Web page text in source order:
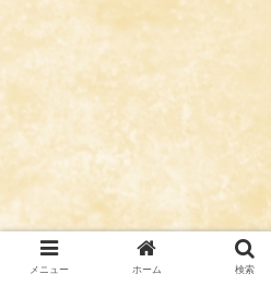
メニュー ホーム 検索